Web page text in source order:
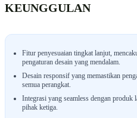
KEUNGGULAN
Fitur penyesuaian tingkat lanjut,
pengaturan desain yang mendalam.
Desain responsif yang memastikan
semua perangkat.
Integrasi yang seamless dengan produk
pihak ketiga.